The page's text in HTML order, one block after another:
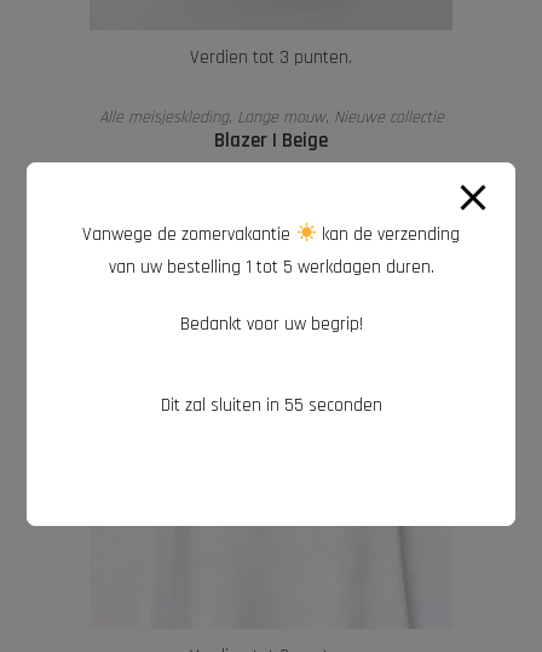
Verdien tot 3 punten.
OPTIES SELECTEREN
Alle meisjeskleding, Lange mouw, Nieuwe collectie
Blazer | Beige
Vanwege de zomervakantie
kan de verzending
van uw bestelling 1 tot 5 werkdagen duren.
Bedankt voor uw begrip!
Dit zal sluiten in 54 seconden